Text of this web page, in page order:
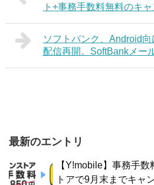
ト+事務手数料無料のキ
ソフトバンク、Android
配信再開。SoftBankメー
最新のエントリ
【Y!mobile】事務手
トアで9月末までキャ